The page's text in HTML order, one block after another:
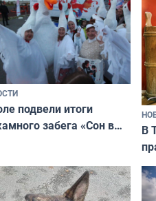
подвели итоги
забега «Сон в
В